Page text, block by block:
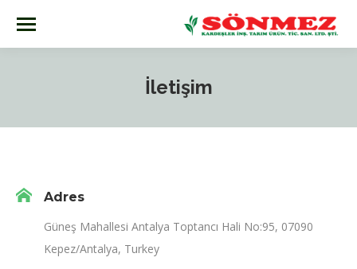
İletişim
Adres
Güneş Mahallesi Antalya Toptancı Hali No:95, 07090
Kepez/Antalya, Turkey